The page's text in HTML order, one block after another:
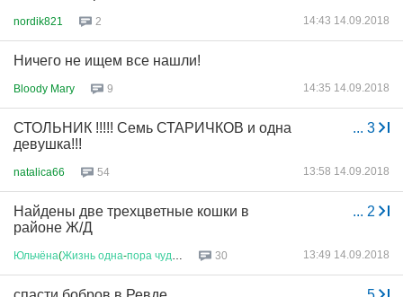
nordik821 2 14:43 14.09.2018
Ничего не ищем все нашли!
Bloody Mary 9 14:35 14.09.2018
... 3
СТОЛЬНИК !!!!! Семь СТАРИЧКОВ и одна
девушка!!!
natalica66 54 13:58 14.09.2018
... 2
Найдены две трехцветные кошки в
районе Ж/Д
Юльчёна(Жизнь одна-пора чудить 30 13:49 14.09.2018